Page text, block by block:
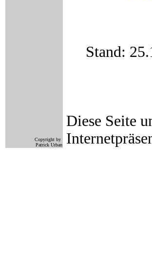
Stand:
Diese Seite
Copyright by
Patrick Urban